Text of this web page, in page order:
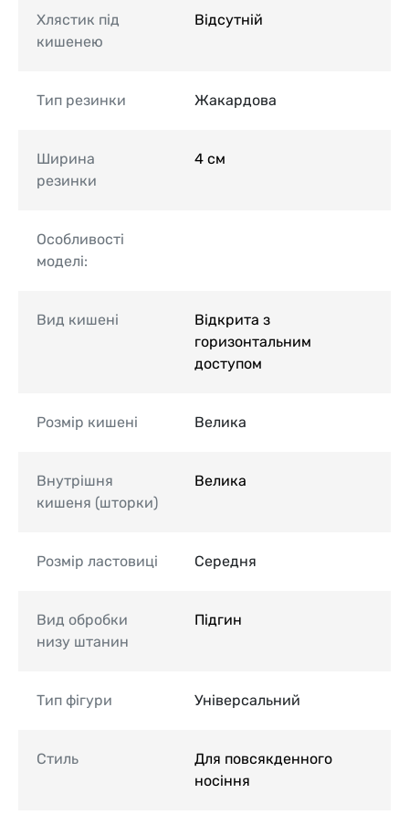
Хлястик під
кишенею
Відсутній
Тип резинки Жакардова
Ширина
резинки
4 см
Особливості
моделі:
Вид кишені
Відкрита з
горизонтальним
доступом
Розмір кишені Велика
Внутрішня
кишеня (шторки)
Велика
Розмір ластовиці Середня
Вид обробки
низу штанин
Підгин
Тип фігури Універсальний
Стиль
Для повсякденного
носіння